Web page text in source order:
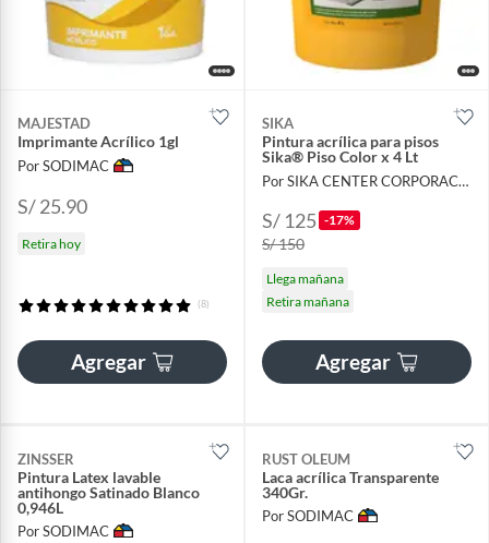
MAJESTAD
Imprimante Acrílico 1gl
Por SODIMAC
S/ 25.90
Retira hoy
(8)
Agregar
SIKA
Pintura acrílica para pisos
Sika® Piso Color x 4 Lt
Por SIKA CENTER CORPORACIÓN LAU
S/ 125 -17%
S/ 150
Llega mañana
Retira mañana
Agregar
ZINSSER
Pintura Latex lavable
antihongo Satinado Blanco
0,946L
Por SODIMAC
RUST OLEUM
Laca acrílica Transparente
340Gr.
Por SODIMAC